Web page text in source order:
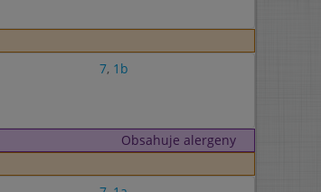
7, 1b
Obsahuje alergeny